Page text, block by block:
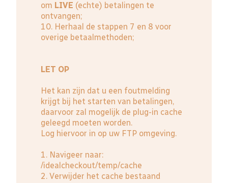
om LIVE (echte) betalingen te
ontvangen;
10. Herhaal de stappen 7 en 8 voor
overige betaalmethoden;
LET OP
Het kan zijn dat u een foutmelding
krijgt bij het starten van betalingen,
daarvoor zal mogelijk de plug-in cache
geleegd moeten worden.
Log hiervoor in op uw FTP omgeving.
1. Navigeer naar:
/idealcheckout/temp/cache
2. Verwijder het cache bestaand